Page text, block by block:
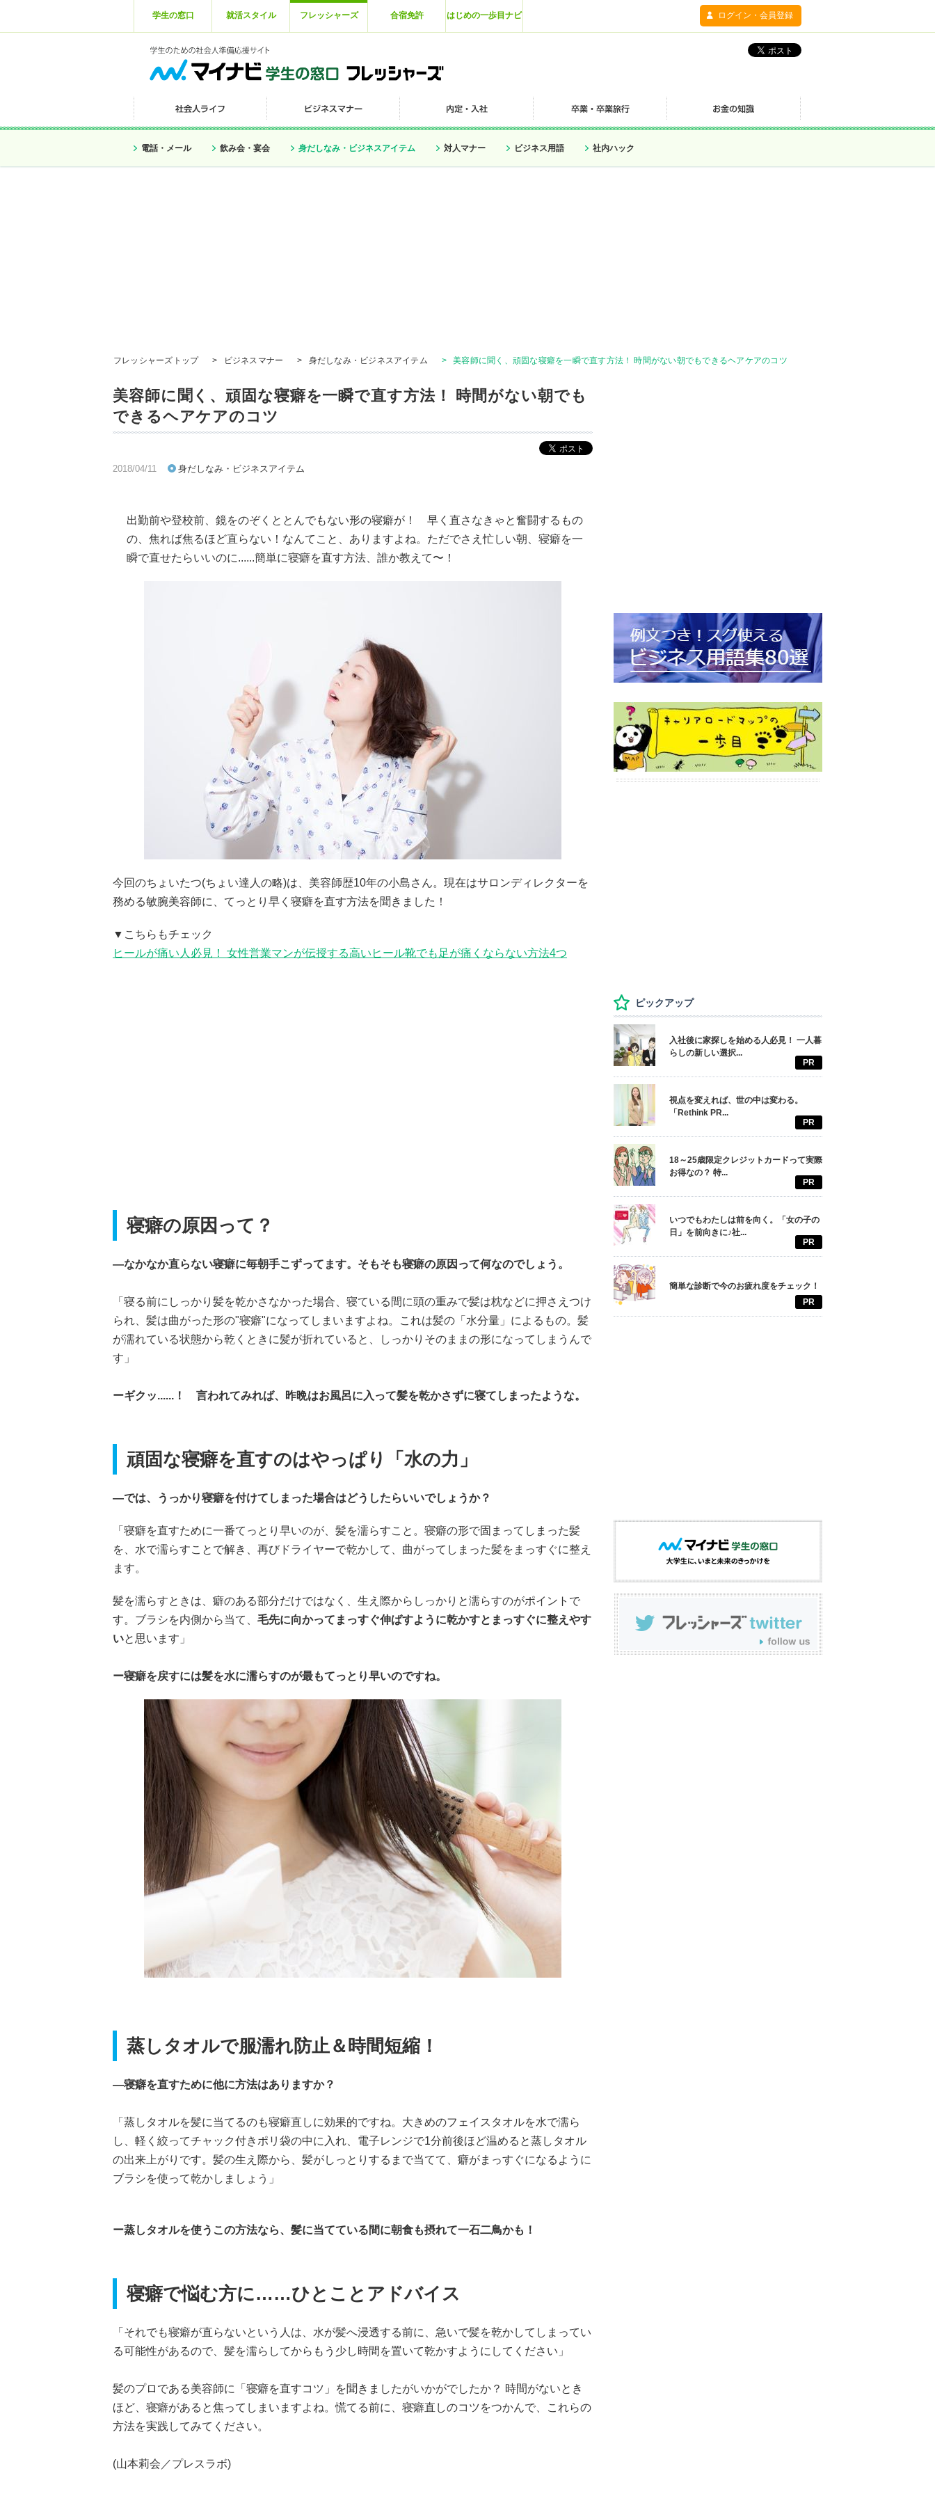
学生の窓口 就活スタイル フレッシャーズ 合宿免許 はじめの一歩目ナビ ログイン・会員登録
電話・メール 飲み会・宴会 身だしなみ・ビジネスアイテム 対人マナー ビジネス用語 社内ハック
フレッシャーズトップ > ビジネスマナー > 身だしなみ・ビジネスアイテム > 美容師に聞く、頑固な寝癖を一瞬で直す方法！ 時間がない朝でもできるヘアケアのコツ
美容師に聞く、頑固な寝癖を一瞬で直す方法！ 時間がない朝でも
できるヘアケアのコツ
2018/04/11 身だしなみ・ビジネスアイテム
出勤前や登校前、鏡をのぞくととんでもない形の寝癖が！ 早く直さなきゃと奮闘するもの
の、焦れば焦るほど直らない！なんてこと、ありますよね。ただでさえ忙しい朝、寝癖を一
瞬で直せたらいいのに......簡単に寝癖を直す方法、誰か教えて〜！
今回のちょいたつ(ちょい達人の略)は、美容師歴10年の小島さん。現在はサロンディレクターを
務める敏腕美容師に、てっとり早く寝癖を直す方法を聞きました！
▼こちらもチェック
ヒールが痛い人必見！ 女性営業マンが伝授する高いヒール靴でも足が痛くならない方法4つ
寝癖の原因って？
―なかなか直らない寝癖に毎朝手こずってます。そもそも寝癖の原因って何なのでしょう。
「寝る前にしっかり髪を乾かさなかった場合、寝ている間に頭の重みで髪は枕などに押さえつけ
られ、髪は曲がった形の"寝癖"になってしまいますよね。これは髪の「水分量」によるもの。髪
が濡れている状態から乾くときに髪が折れていると、しっかりそのままの形になってしまうんで
す」
ーギクッ......！ 言われてみれば、昨晩はお風呂に入って髪を乾かさずに寝てしまったような。
頑固な寝癖を直すのはやっぱり「水の力」
―では、うっかり寝癖を付けてしまった場合はどうしたらいいでしょうか？
「寝癖を直すために一番てっとり早いのが、髪を濡らすこと。寝癖の形で固まってしまった髪
を、水で濡らすことで解き、再びドライヤーで乾かして、曲がってしまった髪をまっすぐに整え
ます。
髪を濡らすときは、癖のある部分だけではなく、生え際からしっかりと濡らすのがポイントで
す。ブラシを内側から当て、 毛先に向かってまっすぐ伸ばすように乾かすとまっすぐに整えやす
いと思います」
ー寝癖を戻すには髪を水に濡らすのが最もてっとり早いのですね。
蒸しタオルで服濡れ防止＆時間短縮！
―寝癖を直すために他に方法はありますか？
「蒸しタオルを髪に当てるのも寝癖直しに効果的ですね。大きめのフェイスタオルを水で濡ら
し、軽く絞ってチャック付きポリ袋の中に入れ、電子レンジで1分前後ほど温めると蒸しタオル
の出来上がりです。髪の生え際から、髪がしっとりするまで当てて、癖がまっすぐになるように
ブラシを使って乾かしましょう」
ー蒸しタオルを使うこの方法なら、髪に当てている間に朝食も摂れて一石二鳥かも！
寝癖で悩む方に……ひとことアドバイス
「それでも寝癖が直らないという人は、水が髪へ浸透する前に、急いで髪を乾かしてしまってい
る可能性があるので、髪を濡らしてからもう少し時間を置いて乾かすようにしてください」
髪のプロである美容師に「寝癖を直すコツ」を聞きましたがいかがでしたか？ 時間がないとき
ほど、寝癖があると焦ってしまいますよね。慌てる前に、寝癖直しのコツをつかんで、これらの
方法を実践してみてください。
(山本莉会／プレスラボ)
ピックアップ
入社後に家探しを始める人必見！ 一人暮
らしの新しい選択...
PR
視点を変えれば、世の中は変わる。
「Rethink PR...
PR
18～25歳限定クレジットカードって実際
お得なの？ 特...
PR
いつでもわたしは前を向く。「女の子の
日」を前向きに♪社...
PR
簡単な診断で今のお疲れ度をチェック！
PR